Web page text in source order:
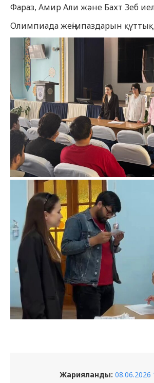
Фараз, Амир Али және Бахт Зеб
Олимпиада жеңімпаздарын
Жарияланды: 08.06.2026